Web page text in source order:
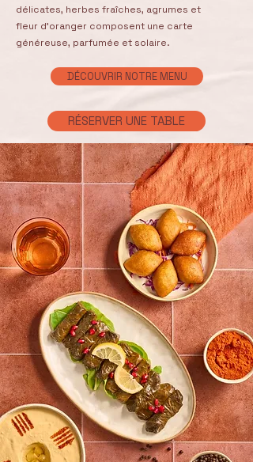
délicates, herbes fraîches, agrumes et
fleur d’oranger composent une carte
généreuse, parfumée et solaire.
DÉCOUVRIR NOTRE MENU
RÉSERVER UNE TABLE
VENEZ NOUS
RENDRE VISITE,
C'EST L'HEURE DE
LA DÉCOUVERTE